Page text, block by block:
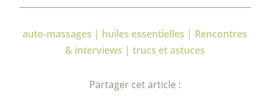
auto-massages | huiles essentielles | Rencontres
& interviews | trucs et astuces
Partager cet article :